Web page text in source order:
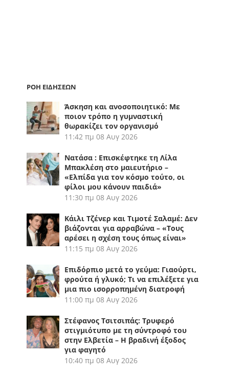
ΡΟΗ ΕΙΔΗΣΕΩΝ
Άσκηση και ανοσοποιητικό: Με
ποιον τρόπο η γυμναστική
θωρακίζει τον οργανισμό
11:42 πμ 08 Αυγ 2026
Νατάσα : Επισκέφτηκε τη Λίλα
Μπακλέση στο μαιευτήριο –
«Ελπίδα για τον κόσμο τούτο, οι
φίλοι μου κάνουν παιδιά»
11:30 πμ 08 Αυγ 2026
Κάιλι Τζένερ και Τιμοτέ Σαλαμέ: Δεν
βιάζονται για αρραβώνα – «Τους
αρέσει η σχέση τους όπως είναι»
11:15 πμ 08 Αυγ 2026
Επιδόρπιο μετά το γεύμα: Γιαούρτι,
φρούτα ή γλυκό; Τι να επιλέξετε για
μια πιο ισορροπημένη διατροφή
11:00 πμ 08 Αυγ 2026
Στέφανος Τσιτσιπάς: Τρυφερό
στιγμιότυπο με τη σύντροφό του
στην Ελβετία – Η βραδινή έξοδος
για φαγητό
10:40 πμ 08 Αυγ 2026